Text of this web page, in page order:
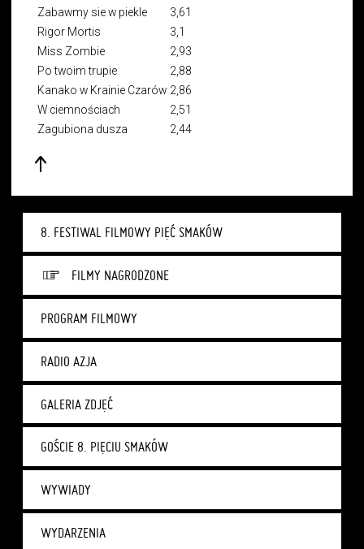
8. FESTIWAL FILMOWY PIĘĆ SMAKÓW
FILMY NAGRODZONE
PROGRAM FILMOWY
RADIO AZJA
GALERIA ZDJĘĆ
GOŚCIE 8. PIĘCIU SMAKÓW
WYWIADY
WYDARZENIA
Zabawmy sie w piekle
3,61
Rigor Mortis
3,1
Miss Zombie
2,93
Po twoim trupie
2,88
Kanako w Krainie Czarów 2,86
W ciemnościach
2,51
Zagubiona dusza
2,44